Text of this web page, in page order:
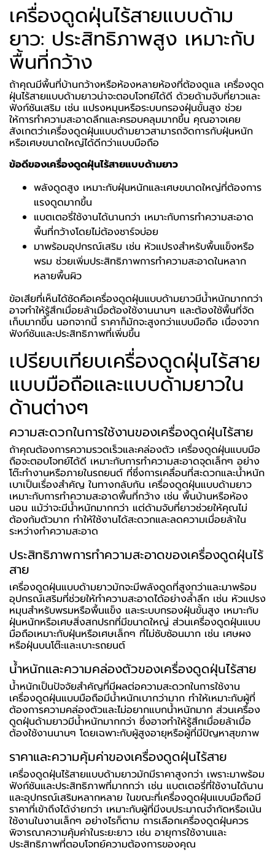
เครื่องดูดฝุ่นไร้สายแบบด้าม
ยาว: ประสิทธิภาพสูง เหมาะกับ
พื้นที่กว้าง
ถ้าคุณมีพื้นที่บ้านกว้างหรือห้องหลายห้องที่ต้องดูแล เครื่องดูด
ฝุ่นไร้สายแบบด้ามยาวน่าจะตอบโจทย์ได้ดี ด้วยด้ามจับที่ยาวและ
ฟังก์ชันเสริม เช่น แปรงหมุนหรือระบบกรองฝุ่นขั้นสูง ช่วย
ให้การทำความสะอาดลึกและครอบคลุมมากขึ้น คุณอาจเคย
สังเกตว่าเครื่องดูดฝุ่นแบบด้ามยาวสามารถจัดการกับฝุ่นหนัก
หรือเศษขนาดใหญ่ได้ดีกว่าแบบมือถือ
ข้อดีของเครื่องดูดฝุ่นไร้สายแบบด้ามยาว
พลังดูดสูง เหมาะกับฝุ่นหนักและเศษขนาดใหญ่ที่ต้องการ
แรงดูดมากขึ้น
แบตเตอรี่ใช้งานได้นานกว่า เหมาะกับการทำความสะอาด
พื้นที่กว้างโดยไม่ต้องชาร์จบ่อย
มาพร้อมอุปกรณ์เสริม เช่น หัวแปรงสำหรับพื้นแข็งหรือ
พรม ช่วยเพิ่มประสิทธิภาพการทำความสะอาดในหลาก
หลายพื้นผิว
ข้อเสียที่เห็นได้ชัดคือเครื่องดูดฝุ่นแบบด้ามยาวมีน้ำหนักมากกว่า
อาจทำให้รู้สึกเมื่อยล้าเมื่อต้องใช้งานนานๆ และต้องใช้พื้นที่จัด
เก็บมากขึ้น นอกจากนี้ ราคาก็มักจะสูงกว่าแบบมือถือ เนื่องจาก
ฟังก์ชันและประสิทธิภาพที่เพิ่มขึ้น
เปรียบเทียบเครื่องดูดฝุ่นไร้สาย
แบบมือถือและแบบด้ามยาวใน
ด้านต่างๆ
ความสะดวกในการใช้งานของเครื่องดูดฝุ่นไร้สาย
ถ้าคุณต้องการความรวดเร็วและคล่องตัว เครื่องดูดฝุ่นแบบมือ
ถือจะตอบโจทย์ได้ดี เหมาะกับการทำความสะอาดจุดเล็กๆ อย่าง
โต๊ะทำงานหรือภายในรถยนต์ ที่ซึ่งการเคลื่อนที่สะดวกและน้ำหนัก
เบาเป็นเรื่องสำคัญ ในทางกลับกัน เครื่องดูดฝุ่นแบบด้ามยาว
เหมาะกับการทำความสะอาดพื้นที่กว้าง เช่น พื้นบ้านหรือห้อง
นอน แม้ว่าจะมีน้ำหนักมากกว่า แต่ด้ามจับที่ยาวช่วยให้คุณไม่
ต้องก้มตัวมาก ทำให้ใช้งานได้สะดวกและลดความเมื่อยล้าใน
ระหว่างทำความสะอาด
ประสิทธิภาพการทำความสะอาดของเครื่องดูดฝุ่นไร้
สาย
เครื่องดูดฝุ่นแบบด้ามยาวมักจะมีพลังดูดที่สูงกว่าและมาพร้อม
อุปกรณ์เสริมที่ช่วยให้ทำความสะอาดได้อย่างล้ำลึก เช่น หัวแปรง
หมุนสำหรับพรมหรือพื้นแข็ง และระบบกรองฝุ่นขั้นสูง เหมาะกับ
ฝุ่นหนักหรือเศษสิ่งสกปรกที่มีขนาดใหญ่ ส่วนเครื่องดูดฝุ่นแบบ
มือถือเหมาะกับฝุ่นหรือเศษเล็กๆ ที่ไม่ซับซ้อนมาก เช่น เศษผง
หรือฝุ่นบนโต๊ะและเบาะรถยนต์
น้ำหนักและความคล่องตัวของเครื่องดูดฝุ่นไร้สาย
น้ำหนักเป็นปัจจัยสำคัญที่มีผลต่อความสะดวกในการใช้งาน
เครื่องดูดฝุ่นแบบมือถือมีน้ำหนักเบากว่ามาก ทำให้เหมาะกับผู้ที่
ต้องการความคล่องตัวและไม่อยากแบกน้ำหนักมาก ส่วนเครื่อง
ดูดฝุ่นด้ามยาวมีน้ำหนักมากกว่า ซึ่งอาจทำให้รู้สึกเมื่อยล้าเมื่อ
ต้องใช้งานนานๆ โดยเฉพาะกับผู้สูงอายุหรือผู้ที่มีปัญหาสุขภาพ
ราคาและความคุ้มค่าของเครื่องดูดฝุ่นไร้สาย
เครื่องดูดฝุ่นไร้สายแบบด้ามยาวมักมีราคาสูงกว่า เพราะมาพร้อม
ฟังก์ชันและประสิทธิภาพที่มากกว่า เช่น แบตเตอรี่ที่ใช้งานได้นาน
และอุปกรณ์เสริมหลากหลาย ในขณะที่เครื่องดูดฝุ่นแบบมือถือมี
ราคาที่เข้าถึงได้ง่ายกว่า เหมาะกับผู้ที่มีงบประมาณจำกัดหรือเน้น
ใช้งานในงานเล็กๆ อย่างไรก็ตาม การเลือกเครื่องดูดฝุ่นควร
พิจารณาความคุ้มค่าในระยะยาว เช่น อายุการใช้งานและ
ประสิทธิภาพที่ตอบโจทย์ความต้องการของคุณ